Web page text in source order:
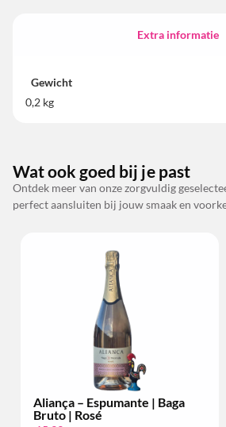
Extra informatie
Gewicht
0,2 kg
Wat ook goed bij je past
Ontdek meer van onze zorgvuldig
perfect aansluiten bij jouw smaak en
Aliança – Espumante | Baga
Bruto | Rosé